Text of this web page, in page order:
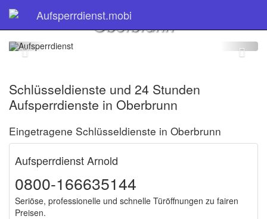
Aufsperrdienst.mobi
Schlüsseldienst
Oberbrunn
Schlüsseldienste und 24 Stunden
Aufsperrdienste in Oberbrunn
Eingetragene Schlüsseldienste in Oberbrunn
Aufsperrdienst Arnold
0800-166635144
Seriöse, professionelle und schnelle Türöffnungen zu fairen
Preisen.